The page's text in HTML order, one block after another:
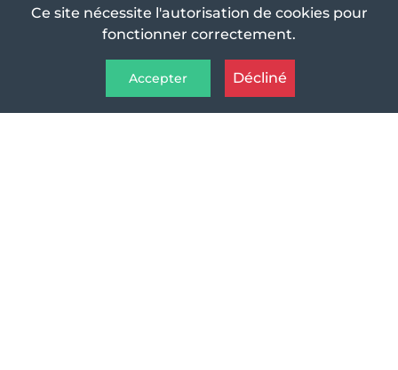
Ce site nécessite l'autorisation de cookies pour
fonctionner correctement.
Accepter Décliné